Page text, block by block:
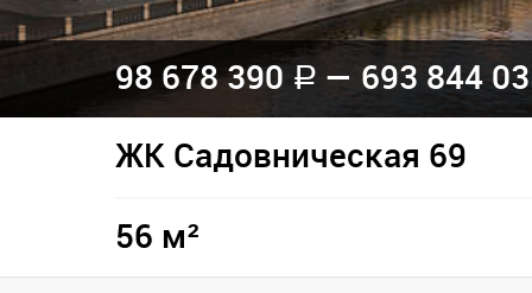
98 678 390 a — 693 844
ЖК Садовническая 69
56 м²